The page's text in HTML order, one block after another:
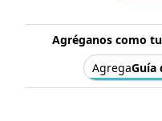
Agréganos como
AgregaGuía